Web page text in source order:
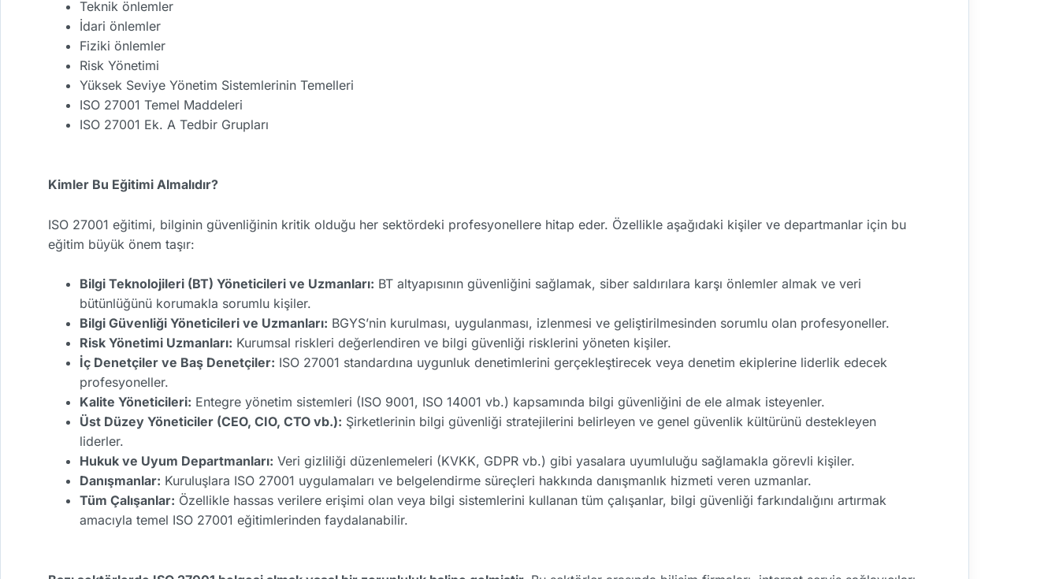
Teknik önlemler
İdari önlemler
Fiziki önlemler
Risk Yönetimi
Yüksek Seviye Yönetim Sistemlerinin Temelleri
ISO 27001 Temel Maddeleri
ISO 27001 Ek. A Tedbir Grupları
Kimler Bu Eğitimi Almalıdır?
ISO 27001 eğitimi, bilginin güvenliğinin kritik olduğu her sektördeki profesyonellere hitap eder. Özellikle aşağıdaki kişiler ve departmanlar için bu
eğitim büyük önem taşır:
Bilgi Teknolojileri (BT) Yöneticileri ve Uzmanları: BT altyapısının güvenliğini sağlamak, siber saldırılara karşı önlemler almak ve veri
bütünlüğünü korumakla sorumlu kişiler.
Bilgi Güvenliği Yöneticileri ve Uzmanları: BGYS’nin kurulması, uygulanması, izlenmesi ve geliştirilmesinden sorumlu olan profesyoneller.
Risk Yönetimi Uzmanları: Kurumsal riskleri değerlendiren ve bilgi güvenliği risklerini yöneten kişiler.
İç Denetçiler ve Baş Denetçiler: ISO 27001 standardına uygunluk denetimlerini gerçekleştirecek veya denetim ekiplerine liderlik edecek
profesyoneller.
Kalite Yöneticileri: Entegre yönetim sistemleri (ISO 9001, ISO 14001 vb.) kapsamında bilgi güvenliğini de ele almak isteyenler.
Üst Düzey Yöneticiler (CEO, CIO, CTO vb.): Şirketlerinin bilgi güvenliği stratejilerini belirleyen ve genel güvenlik kültürünü destekleyen
liderler.
Hukuk ve Uyum Departmanları: Veri gizliliği düzenlemeleri (KVKK, GDPR vb.) gibi yasalara uyumluluğu sağlamakla görevli kişiler.
Danışmanlar: Kuruluşlara ISO 27001 uygulamaları ve belgelendirme süreçleri hakkında danışmanlık hizmeti veren uzmanlar.
Tüm Çalışanlar: Özellikle hassas verilere erişimi olan veya bilgi sistemlerini kullanan tüm çalışanlar, bilgi güvenliği farkındalığını artırmak
amacıyla temel ISO 27001 eğitimlerinden faydalanabilir.